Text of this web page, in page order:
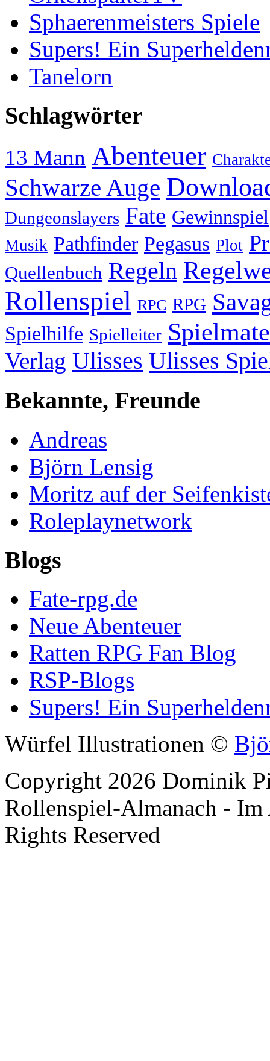
Sphaerenmeisters Spiele
Supers! Ein
Tanelorn
Schlagwörter
13 Mann Abenteuer
Schwarze Auge
Dungeonslayers Fate Gewinnspiel
Musik Pathfinder Pegasus Plot
Quellenbuch Regeln
Rollenspiel RPC RPG
Spielhilfe Spielleiter
Verlag Ulisses Ulisses
Bekannte, Freunde
Andreas
Björn Lensig
Moritz auf der
Roleplaynetwork
Blogs
Fate-rpg.de
Neue Abenteuer
Ratten RPG Fan Blog
RSP-Blogs
Supers! Ein
Würfel Illustrationen ©
Copyright 2026 Dominik
Rollenspiel-Almanach -
Rights Reserved